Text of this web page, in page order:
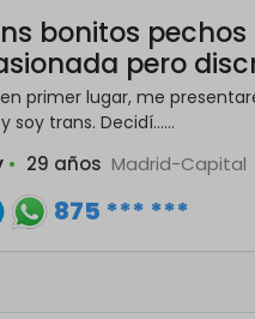
bonitos pechos
pero
primer lugar, me
soy trans. Decidí......
• 29 años Madrid-Capital
875 *** ***